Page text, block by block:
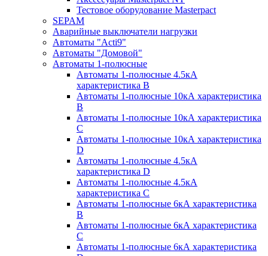
Тестовое оборудование Masterpact
SEPAM
Аварийные выключатели нагрузки
Автоматы "Acti9"
Автоматы "Домовой"
Автоматы 1-полюсные
Автоматы 1-полюсные 4.5кА
характеристика В
Автоматы 1-полюсные 10кА характеристика
B
Автоматы 1-полюсные 10кА характеристика
C
Автоматы 1-полюсные 10кА характеристика
D
Автоматы 1-полюсные 4.5кА
характеристика D
Автоматы 1-полюсные 4.5кА
характеристика С
Автоматы 1-полюсные 6кА характеристика
B
Автоматы 1-полюсные 6кА характеристика
C
Автоматы 1-полюсные 6кА характеристика